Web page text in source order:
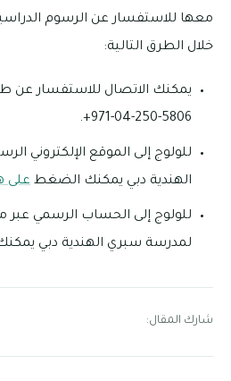
معها للاستفسار عن الرسوم
خلال الطرق التالية:
يمكنك الاتصال للاستفسار عن
5806-250-04-971+.
للولوج إلى الموقع الإلكتروني
الهندية دبي يمكنك الضغط على
للولوج إلى الحساب الرسمي عبر
لمدرسة سبري الهندية دبي
شارك المقال: